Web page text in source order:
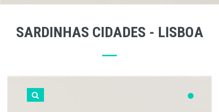
SARDINHAS CIDADES - LISBOA